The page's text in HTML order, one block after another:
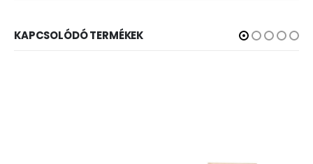
KAPCSOLÓDÓ TERMÉKEK